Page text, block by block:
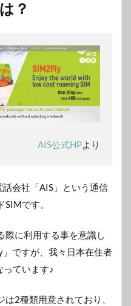
？
AIS公式HPより
話会社「AIS」という通信
です。
際に利用する事を意識し
ですが、我々日本在住者
ています♪
2種類用意されており、